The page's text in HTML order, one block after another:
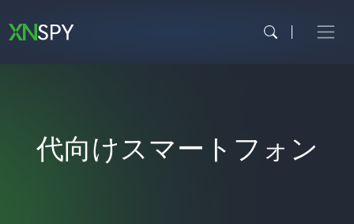
容
を
代向けスマートフォン